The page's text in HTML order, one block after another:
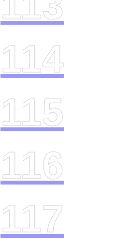
114
115
116
117